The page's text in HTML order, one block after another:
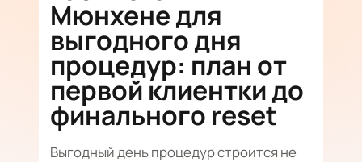
Рабочие пространства
Календарь
Мюнхене для
выгодного дня
процедур: план от
первой клиентки до
финального reset
Выгодный день процедур строится не